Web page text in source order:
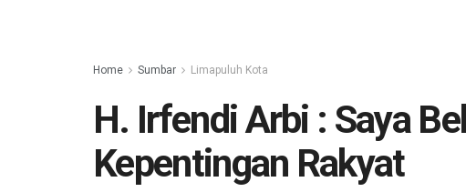
Home Sumbar Limapuluh Kota
H. Irfendi Arbi : Saya
Kepentingan Rakyat